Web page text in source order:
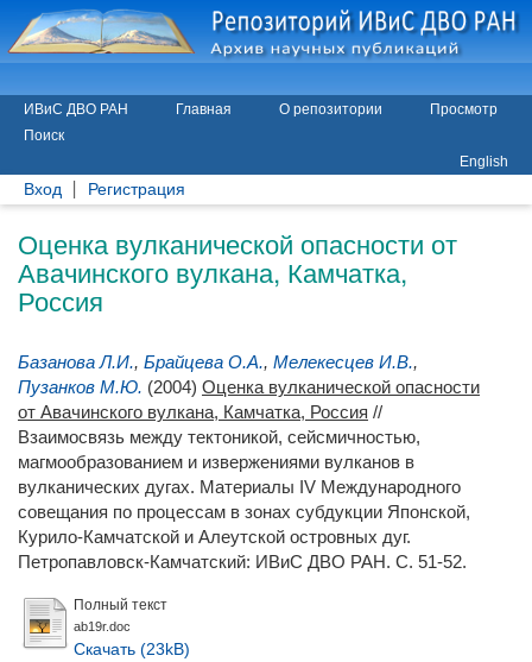
ИВиС ДВО РАН Главная О репозитории
Просмотр
Поиск
English
Вход Регистрация
Оценка вулканической опасности от
Авачинского вулкана, Камчатка,
Россия
Базанова Л.И., Брайцева О.А., Мелекесцев И.В.,
Пузанков М.Ю. (2004) Оценка вулканической опасности
от Авачинского вулкана, Камчатка, Россия //
Взаимосвязь между тектоникой, сейсмичностью,
магмообразованием и извержениями вулканов в
вулканических дугах. Материалы IV Международного
совещания по процессам в зонах субдукции Японской,
Курило-Камчатской и Алеутской островных дуг.
Петропавловск-Камчатский: ИВиС ДВО РАН. С. 51-52.
Полный текст
ab19r.doc
Скачать (23kB)